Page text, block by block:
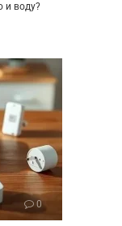
и воду?
0